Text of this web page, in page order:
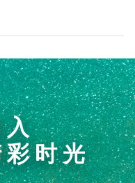
入
彩时光